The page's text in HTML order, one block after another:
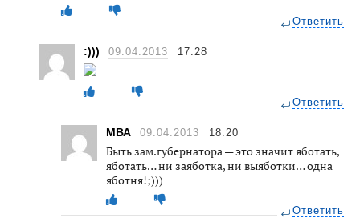
Ответить
:))) 09.04.2013 17:28
Ответить
МВА 09.04.2013 18:20
Быть зам.губернатора — это значит яботать,
яботать… ни заяботка, ни выяботки… одна
яботня!;)))
Ответить